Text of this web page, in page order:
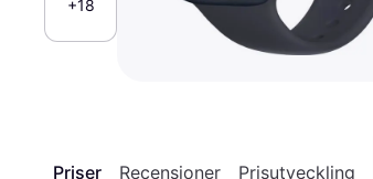
+18
Priser Recensioner Prisutveckling